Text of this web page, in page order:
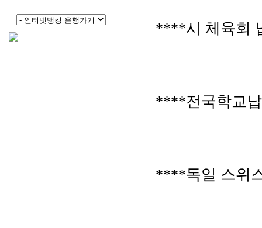
****시 체육회
****전국학교
****독일 스위